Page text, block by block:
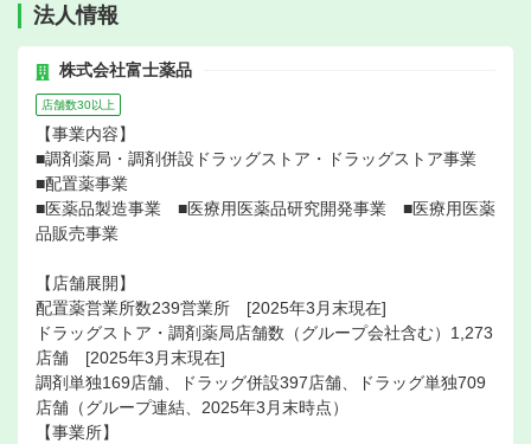
法人情報
株式会社富士薬品
店舗数30以上
【事業内容】
■調剤薬局・調剤併設ドラッグストア・ドラッグストア事業
■配置薬事業
■医薬品製造事業 ■医療用医薬品研究開発事業 ■医療用医薬
品販売事業
【店舗展開】
配置薬営業所数239営業所 [2025年3月末現在]
ドラッグストア・調剤薬局店舗数（グループ会社含む）1,273
店舗 [2025年3月末現在]
調剤単独169店舗、ドラッグ併設397店舗、ドラッグ単独709
店舗（グループ連結、2025年3月末時点）
【事業所】